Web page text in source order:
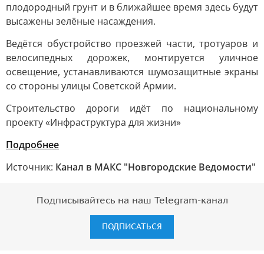
плодородный грунт и в ближайшее время здесь будут
высажены зелёные насаждения.
Ведётся обустройство проезжей части, тротуаров и
велосипедных дорожек, монтируется уличное
освещение, устанавливаются шумозащитные экраны
со стороны улицы Советской Армии.
Строительство дороги идёт по национальному
проекту «Инфраструктура для жизни»
Подробнее
Источник: Канал в МАКС "Новгородские Ведомости"
Подписывайтесь на наш Telegram-канал
ПОДПИСАТЬСЯ